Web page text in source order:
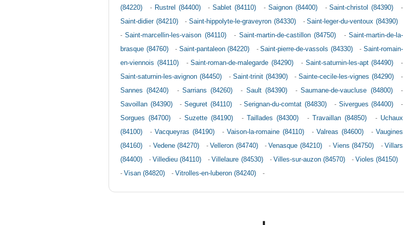
(84220)
- Rustrel (84400) -Sablet (84110) - Saignon (84400) -Saint-christol (84390)
-
Saint-didier (84210)
-Saint-hippolyte-le-graveyron (84330) -Saint-leger-du-ventoux (84390)
-Saint-marcellin-les-vaison (84110) - Saint-martin-de-castillon (84750) -Saint-martin-de-la-
brasque (84760)
- Saint-pantaleon (84220) -Saint-pierre-de-vassols (84330) -Saint-romain-
en-viennois (84110)
-Saint-roman-de-malegarde (84290) - Saint-saturnin-les-apt (84490)
-
Saint-saturnin-les-avignon (84450)
- Saint-trinit (84390) -Sainte-cecile-les-vignes (84290)
-
Sannes (84240)
- Sarrians (84260) - Sault (84390) -Saumane-de-vaucluse (84800)
-
Savoillan (84390)
-Seguret (84110) -Serignan-du-comtat (84830) - Sivergues (84400)
-
Sorgues (84700)
-Suzette (84190) - Taillades (84300) - Travaillan (84850) - Uchaux
(84100)
- Vacqueyras (84190) - Vaison-la-romaine (84110) - Valreas (84600) - Vaugines
(84160)
- Vedene (84270) -Velleron (84740) -Venasque (84210) - Viens (84750) -Villars
(84400)
-Villedieu (84110) -Villelaure (84530) - Villes-sur-auzon (84570) - Violes (84150)
- Visan (84820) - Vitrolles-en-luberon (84240) -